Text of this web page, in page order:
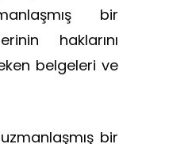
bir
haklarını
belgeleri ve
bir